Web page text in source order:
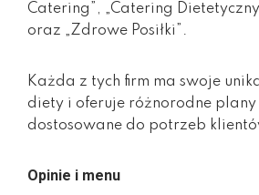
Catering”, „Catering Dietetyczny
oraz „Zdrowe Posiłki”.
Każda z tych firm ma swoje
diety i oferuje różnorodne
dostosowane do potrzeb
Opinie i menu